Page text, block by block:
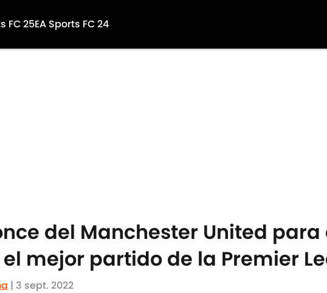
FC 25EA Sports FC 24
del Manchester United
mejor partido de la Premier
| 3 sept. 2022